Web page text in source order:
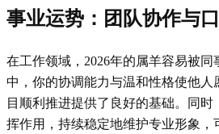
事业运势：团队协作与
在工作领域，2026年的属羊容易被同
中，你的协调能力与温和性格使他人
目顺利推进提供了良好的基础。同
挥作用，持续稳定地维护专业形象，